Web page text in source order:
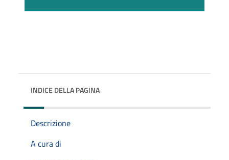
INDICE DELLA PAGINA
Descrizione
A cura di